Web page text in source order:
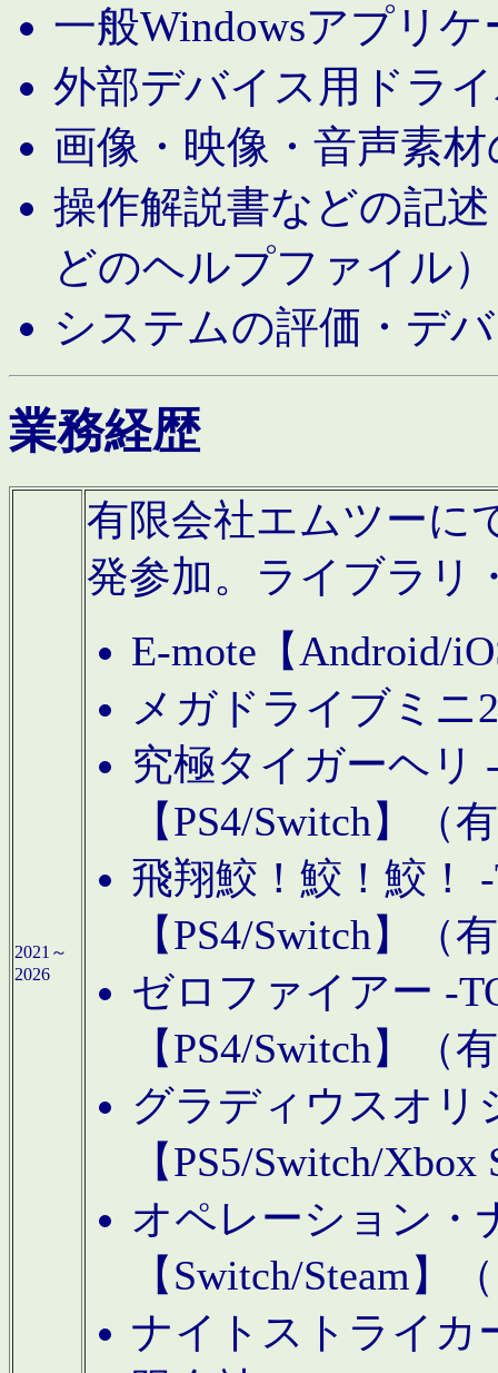
一般Windowsアプリ
外部デバイス用ドラ
画像・映像・音声素
操作解説書などの記
どのヘルプファイル）
システムの評価・デ
業務経歴
2021～
2026
有限会社エムツーに
発参加。ライブラリ
E-mote【Android/
メガドライブミニ
究極タイガーヘリ
【PS4/Switch】（
飛翔鮫！鮫！鮫！
【PS4/Switch】（
ゼロファイアー -
【PS4/Switch】（
グラディウスオリ
【PS5/Switch/
オペレーション・
【Switch/Steam】
ナイトストライカ